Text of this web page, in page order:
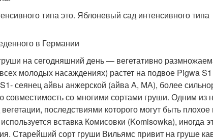
в Германии
на сегодняшний день — вегетативно
молодых насаждениях) растет на подвое Pigwa
сеянец айвы анжерской (айва А, МА), более
совместимость со многими сортами груши. Одним из
последствиями которого могут быть
вставка Комисовки (Komisowka), иногда
Старейший сорт груши Вильямс привит на груше